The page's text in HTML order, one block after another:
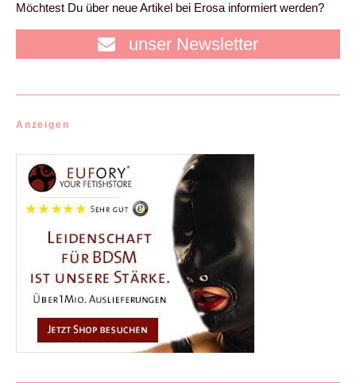
Möchtest Du über neue Artikel bei Erosa informiert werden?
unser Newsletter
Anzeigen